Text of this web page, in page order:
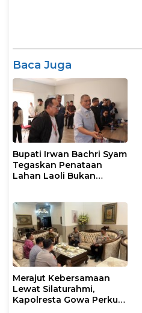
Baca Juga
Bupati Irwan Bachri Syam
Tegaskan Penataan
Lahan Laoli Bukan
Merajut Kebersamaan
Lewat Silaturahmi,
Kapolresta Gowa Perkuat